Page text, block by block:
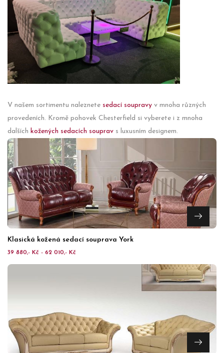
V našem sortimentu naleznete sedací soupravy v mnoha různých
provedeních. Kromě pohovek Chesterfield si vyberete i z mnoha
dalších kožených sedacích souprav s luxusním designem.
Klasická kožená sedací souprava York
39 880,- Kč - 62 010,- Kč